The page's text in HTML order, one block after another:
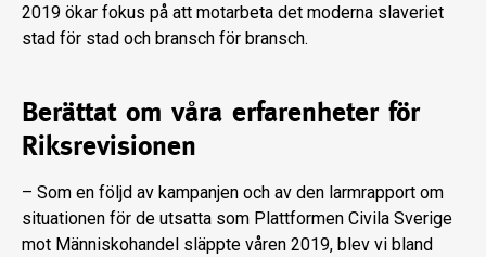
2019 ökar fokus på att motarbeta det moderna slaveriet
stad för stad och bransch för bransch.
Berättat om våra erfarenheter för
Riksrevisionen
– Som en följd av kampanjen och av den larmrapport om
situationen för de utsatta som Plattformen Civila Sverige
mot Människohandel släppte våren 2019, blev vi bland